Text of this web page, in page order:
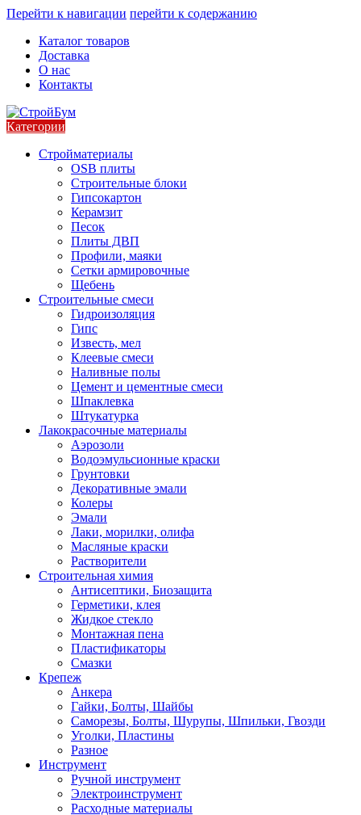
Перейти к навигации перейти к содержанию
Каталог товаров
Доставка
О нас
Контакты
Категории
Стройматериалы
OSB плиты
Строительные блоки
Гипсокартон
Керамзит
Песок
Плиты ДВП
Профили, маяки
Сетки армировочные
Щебень
Строительные смеси
Гидроизоляция
Гипс
Известь, мел
Клеевые смеси
Наливные полы
Цемент и цементные смеси
Шпаклевка
Штукатурка
Лакокрасочные материалы
Аэрозоли
Водоэмульсионные краски
Грунтовки
Декоративные эмали
Колеры
Эмали
Лаки, морилки, олифа
Масляные краски
Растворители
Строительная химия
Антисептики, Биозащита
Герметики, клея
Жидкое стекло
Монтажная пена
Пластификаторы
Смазки
Крепеж
Анкера
Гайки, Болты, Шайбы
Саморезы, Болты, Шурупы, Шпильки, Гвозди
Уголки, Пластины
Разное
Инструмент
Ручной инструмент
Электроинструмент
Расходные материалы